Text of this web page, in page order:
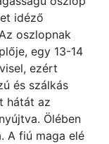
idéző
oszlopnak
egy 13-14
ezért
és szálkás
hátát az
Ölében
A fiú maga elé